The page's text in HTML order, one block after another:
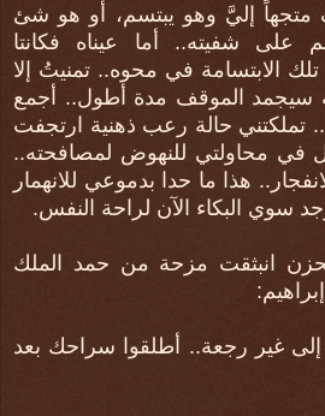
إليَّ وهو يبتسم، أو هو شئ
على شفيته.. أما عيناه فكانتا
الابتسامة في محوه.. تمنيتُ إلا
سيجمد الموقف مدة أطول.. أجمع
تملكتني حالة رعب ذهنية ارتجفت
في محاولتي للنهوض لمصافحته..
هذا ما حدا بدموعي للانهمار
سوي البكاء الآن لراحة النفس.
انبثقت مزحة من حمد الملك
غير رجعة.. أطلقوا سراحك بعد